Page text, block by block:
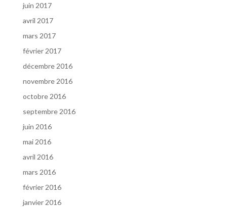
juin 2017
avril 2017
mars 2017
février 2017
décembre 2016
novembre 2016
octobre 2016
septembre 2016
juin 2016
mai 2016
avril 2016
mars 2016
février 2016
janvier 2016